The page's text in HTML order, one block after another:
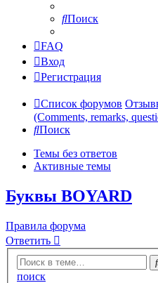
Поиск
FAQ
Вход
Регистрация
Список форумов
(Comments, remarks,
Поиск
Темы без ответов
Активные темы
Буквы BOYARD
Правила форума
Ответить
поиск